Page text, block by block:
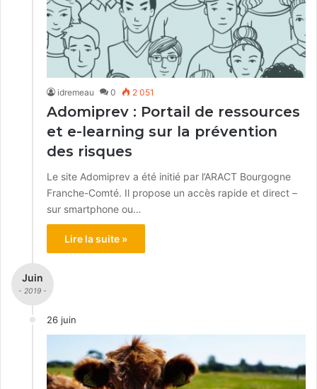
idremeau 0 2 051
Adomiprev : Portail de ressources
et e-learning sur la prévention
des risques
Le site Adomiprev a été initié par l’ARACT Bourgogne
Franche-Comté. Il propose un accès rapide et direct –
sur smartphone ou…
Lire la suite »
Juin
- 2019 -
26 juin